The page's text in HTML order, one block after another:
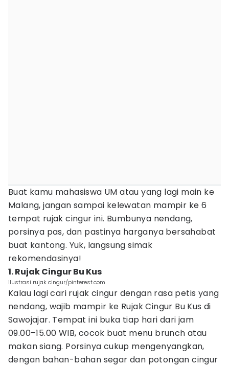
Buat kamu mahasiswa UM atau yang lagi main ke
Malang, jangan sampai kelewatan mampir ke 6
tempat rujak cingur ini. Bumbunya nendang,
porsinya pas, dan pastinya harganya bersahabat
buat kantong. Yuk, langsung simak
rekomendasinya!
1. Rujak Cingur Bu Kus
ilustrasi rujak cingur/pinterest.com
Kalau lagi cari rujak cingur dengan rasa petis yang
nendang, wajib mampir ke Rujak Cingur Bu Kus di
Sawojajar. Tempat ini buka tiap hari dari jam
09.00–15.00 WIB, cocok buat menu brunch atau
makan siang. Porsinya cukup mengenyangkan,
dengan bahan-bahan segar dan potongan cingur